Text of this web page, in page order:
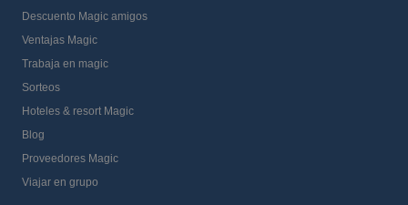
Descuento Magic amigos
Ventajas Magic
Trabaja en magic
Sorteos
Hoteles & resort Magic
Blog
Proveedores Magic
Viajar en grupo